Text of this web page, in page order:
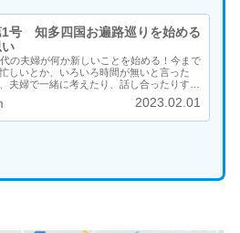
1号 知多四国お遍路巡りを始める
の夫婦が何か新しいことを始める！今まで
しいとか、いろいろ時間が無いと言った
夫婦で一緒に考えたり、話し合ったりする
とを避けていたような気がします。最初は会
それほど多くは無かったのですが、徐々に
も増え、笑顔も増え、夢も増えてきまし
2023.02.01